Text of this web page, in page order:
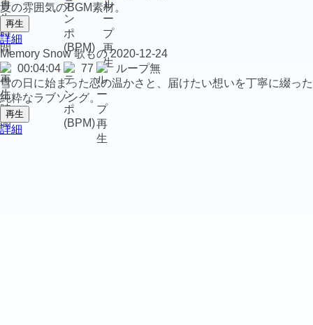
夏の雰囲気のBGM素材。
再生
詳細
Memory Snow 歌もの 2020-12-24
00:04:04
77
ループ無
雪の日に始まった恋の温かさと、届けたい想いを丁寧に綴った
純粋なラブソング。
再生
詳細